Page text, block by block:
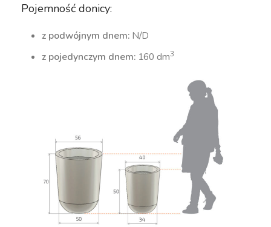
Pojemność donicy:
z podwójnym dnem: N/D
z pojedynczym dnem: 160 dm3